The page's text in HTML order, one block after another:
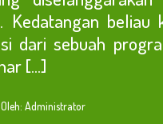
Kedatangan beliau
dari sebuah
[...]
Administrator